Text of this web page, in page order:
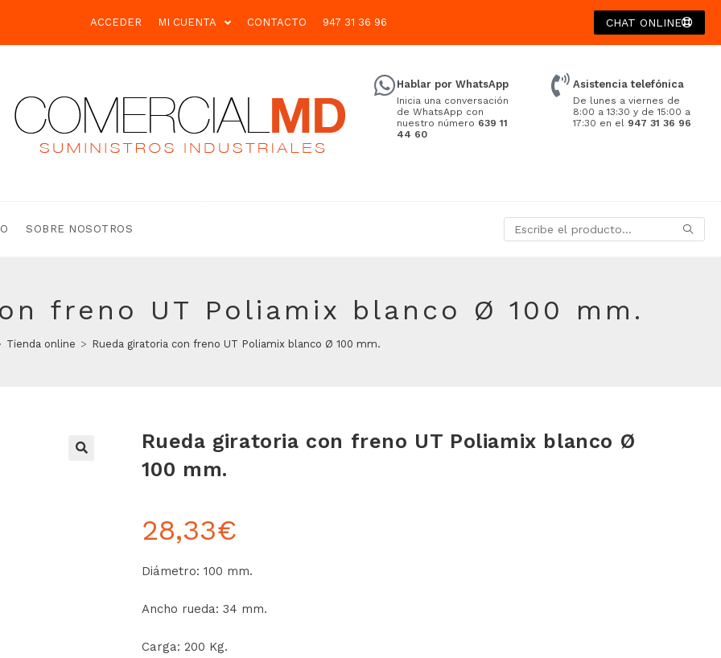
ACCEDER MI CUENTA CONTACTO 947 31 36 96 CHAT ONLINE
Hablar por WhatsApp
Inicia una conversación
de WhatsApp con
nuestro número 639 11
44 60
Asistencia telefónica
De lunes a viernes de
8:00 a 13:30 y de 15:00 a
17:30 en el 947 31 36 96
SOBRE NOSOTROS
freno UT Poliamix blanco Ø 100 mm.
Tienda online > Rueda giratoria con freno UT Poliamix blanco Ø 100 mm.
Rueda giratoria con freno UT Poliamix blanco Ø
100 mm.
28,33€
Diámetro: 100 mm.
Ancho rueda: 34 mm.
Carga: 200 Kg.